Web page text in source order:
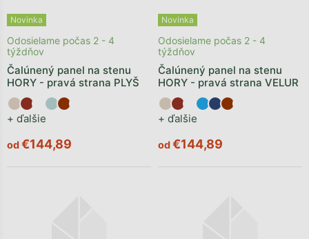
Novinka
Čalúnený panel na stenu
HORY - pravá strana PLYŠ
+ ďalšie
Odosielame počas 2 - 4
týždňov
od€144,89
Novinka
Čalúnený panel na stenu
HORY - pravá strana VELUR
+ ďalšie
Odosielame počas 2 - 4
týždňov
od€144,89